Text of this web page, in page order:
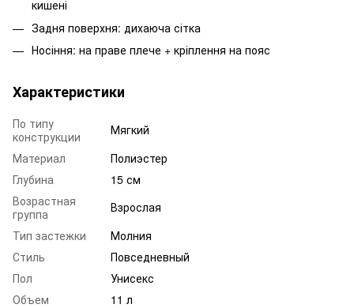
кишені
Задня поверхня: дихаюча сітка
Носіння: на праве плече + кріплення на пояс
Характеристики
По типу
конструкции
Мягкий
Материал
Полиэстер
Глубина
15 см
Возрастная
группа
Взрослая
Тип застежки
Молния
Стиль
Повседневный
Пол
Унисекс
Объем
11 л